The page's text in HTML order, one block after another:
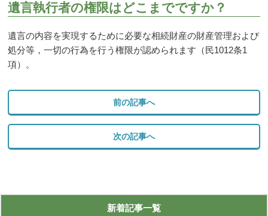
遺言執行者の権限はどこまでですか？
遺言の内容を実現するために必要な相続財産の財産管理および
処分等，一切の行為を行う権限が認められます（民1012条1
項）。
前の記事へ
次の記事へ
新着記事一覧